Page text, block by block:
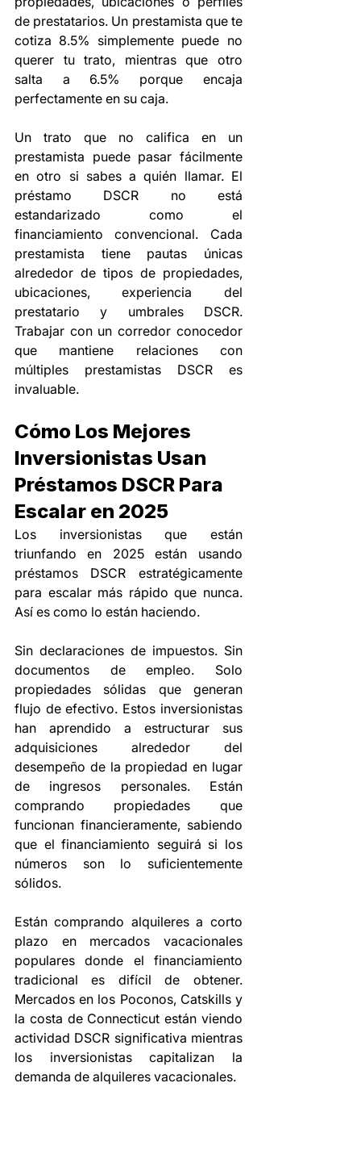
de prestatarios. Un prestamista que te
cotiza 8.5% simplemente puede no
querer tu trato, mientras que otro
salta a 6.5% porque encaja
perfectamente en su caja.
Un trato que no califica en un
prestamista puede pasar fácilmente
en otro si sabes a quién llamar. El
préstamo DSCR no está
estandarizado como el
financiamiento convencional. Cada
prestamista tiene pautas únicas
alrededor de tipos de propiedades,
ubicaciones, experiencia del
prestatario y umbrales DSCR.
Trabajar con un corredor conocedor
que mantiene relaciones con
múltiples prestamistas DSCR es
invaluable.
Cómo Los Mejores
Inversionistas Usan
Préstamos DSCR Para
Escalar en 2025
Los inversionistas que están
triunfando en 2025 están usando
préstamos DSCR estratégicamente
para escalar más rápido que nunca.
Así es como lo están haciendo.
Sin declaraciones de impuestos. Sin
documentos de empleo. Solo
propiedades sólidas que generan
flujo de efectivo. Estos inversionistas
han aprendido a estructurar sus
adquisiciones alrededor del
desempeño de la propiedad en lugar
de ingresos personales. Están
comprando propiedades que
funcionan financieramente, sabiendo
que el financiamiento seguirá si los
números son lo suficientemente
sólidos.
Están comprando alquileres a corto
plazo en mercados vacacionales
populares donde el financiamiento
tradicional es difícil de obtener.
Mercados en los Poconos, Catskills y
la costa de Connecticut están viendo
actividad DSCR significativa mientras
los inversionistas capitalizan la
demanda de alquileres vacacionales.